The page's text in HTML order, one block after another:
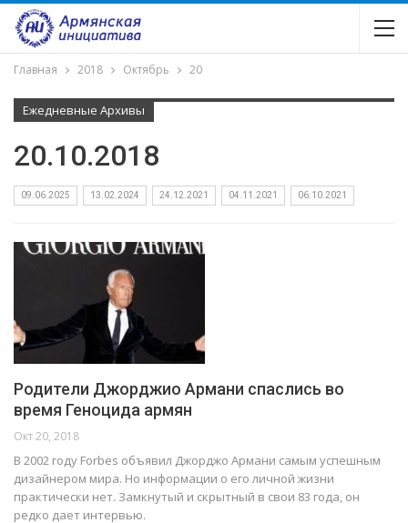
Главная 2018 Октябрь 20
Ежедневные Архивы
20.10.2018
09.06.2025 13.02.2024 24.12.2021 04.11.2021 06.10.2021
Родители Джорджио Армани спаслись во
время Геноцида армян
Окт 20, 2018
В 2002 году Forbes объявил Джорджо Армани самым успешным
дизайнером мира. Но информации о его личной жизни
практически нет. Замкнутый и скрытный в свои 83 года, он
редко дает интервью.